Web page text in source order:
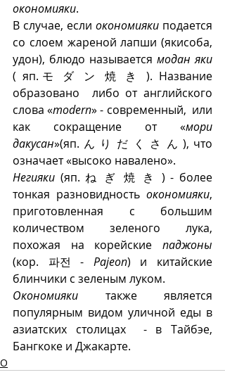
окономияки.
В случае, если окономияки подается
со слоем жареной лапши (якисоба,
удон), блюдо называется модан яки
( яп.モ ダ ン 焼 き ). Название
образовано  либо от английского
слова «modern» - современный,  или
как сокращение от «мори
дакусан»(яп. ん り だ く さ ん ), что
означает «высоко навалено».
Негияки (яп. ね ぎ 焼 き ) - более
тонкая разновидность окономияки,
приготовленная с большим
количеством зеленого лука,
похожая на корейские паджоны
(кор. 파전 - Pajeon) и китайские
блинчики с зеленым луком.
Окономияки также является
популярным видом уличной еды в
азиатских столицах  - в Тайбэе,
Бангкоке и Джакарте.
О